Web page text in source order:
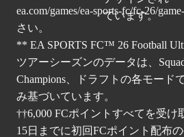
ea.com/games/ea-sports-fc/fc-26/
さい。
** EA SPORTS FC™ 26 Football
ツアーシーズンのデータは、Squad
Champions、ドラフトの各モード
み基づいています。
††6,000 FCポイントすべてを受け
15日までに初回FCポイント配布